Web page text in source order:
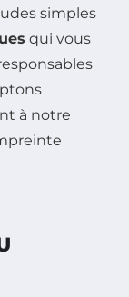
simples
qui vous
à notre